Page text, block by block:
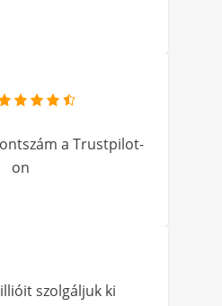
a Trustpilot-
on
szolgáljuk ki